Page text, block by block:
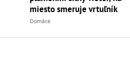
miesto smeruje vrtuľník
Domáce